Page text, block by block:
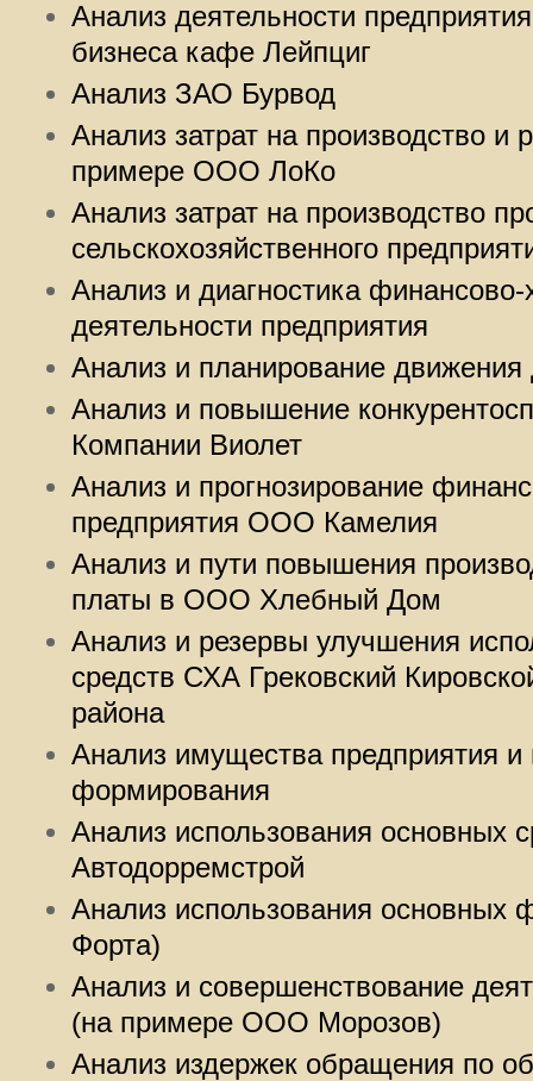
Анализ деятельности
бизнеса кафе Лейпциг
Анализ ЗАО Бурвод
Анализ затрат на производство и
примере ООО ЛоКо
Анализ затрат на производство
сельскохозяйственного
Анализ и диагностика финансово-
деятельности предприятия
Анализ и планирование
Анализ и повышение
Компании Виолет
Анализ и прогнозирование
предприятия ООО Камелия
Анализ и пути повышения
платы в ООО Хлебный Дом
Анализ и резервы улучшения
средств СХА Грековский
района
Анализ имущества предприятия и
формирования
Анализ использования основных
Автодорремстрой
Анализ использования
Форта)
Анализ и совершенствование
(на примере ООО Морозов)
Анализ издержек обращения по